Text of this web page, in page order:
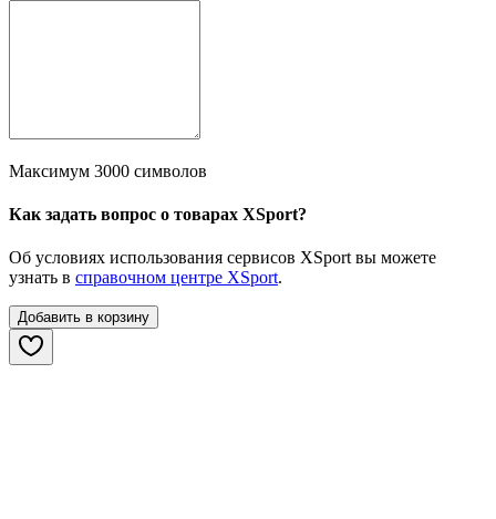
Максимум 3000 символов
Как задать вопрос о товарах XSport?
Об условиях использования сервисов XSport вы можете
узнать в справочном центре XSport.
Добавить в корзину